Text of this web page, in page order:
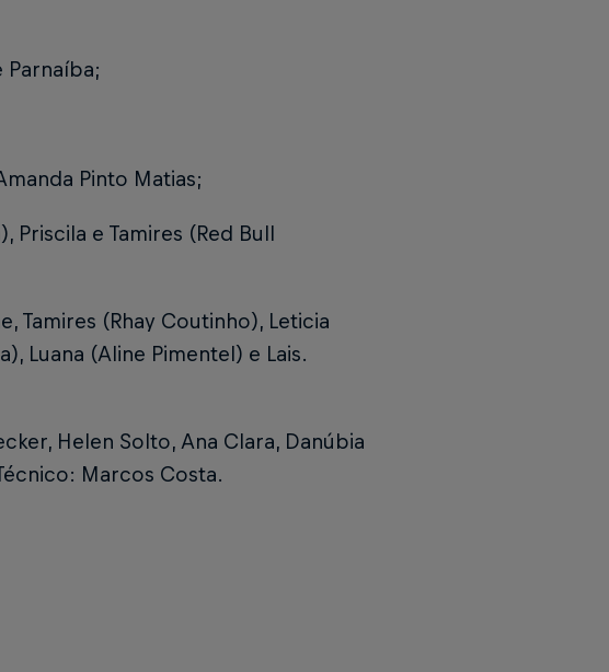
Parnaíba;
Pinto Matias;
Priscila e Tamires (Red Bull
Tamires (Rhay Coutinho), Leticia
Luana (Aline Pimentel) e Lais.
Helen Solto, Ana Clara, Danúbia
Marcos Costa.